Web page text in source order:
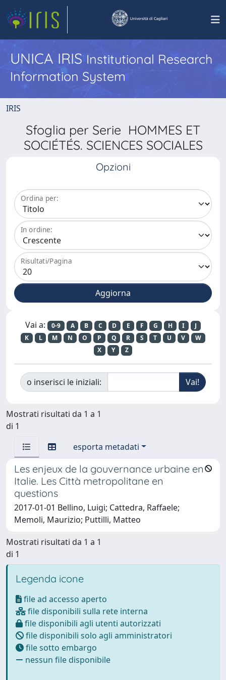
UNICA IRISInstitutional Research
Information System
IRIS
Sfoglia per Serie HOMMES ET
SOCIÉTÉS. SCIENCES SOCIALES
Opzioni
Ordina per:
In ordine:
Risultati/Pagina
Vai a: 0-9 A B C D E F G H I
J
K
L M N O P Q R S T U V
W
X
Y Z
o inserisci le iniziali:
Mostrati risultati da 1 a 1
di 1
esporta metadati
Les enjeux de la gouvernance urbaine en
Italie. Les Città metropolitane en
questions
2017-01-01 Bellino, Luigi; Cattedra, Raffaele;
Memoli, Maurizio; Puttilli, Matteo
Mostrati risultati da 1 a 1
di 1
Legenda icone
file ad accesso aperto
file disponibili sulla rete interna
file disponibili agli utenti autorizzati
file disponibili solo agli amministratori
file sotto embargo
nessun file disponibile